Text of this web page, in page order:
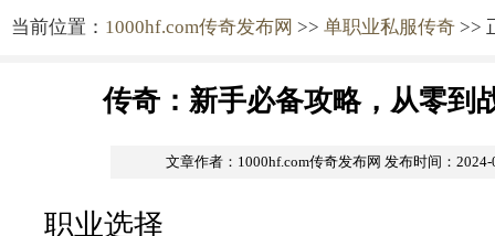
当前位置： 1000hf.com传奇发布网 >> 单职业私服传奇 >>
传奇：新手必备攻略，从零到
文章作者：1000hf.com传奇发布网 发布时间：
职业选择